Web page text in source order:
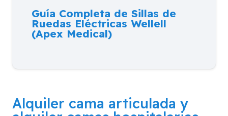
Guía Completa de Sillas de
Ruedas Eléctricas Wellell
(Apex Medical)
Alquiler cama articulada y